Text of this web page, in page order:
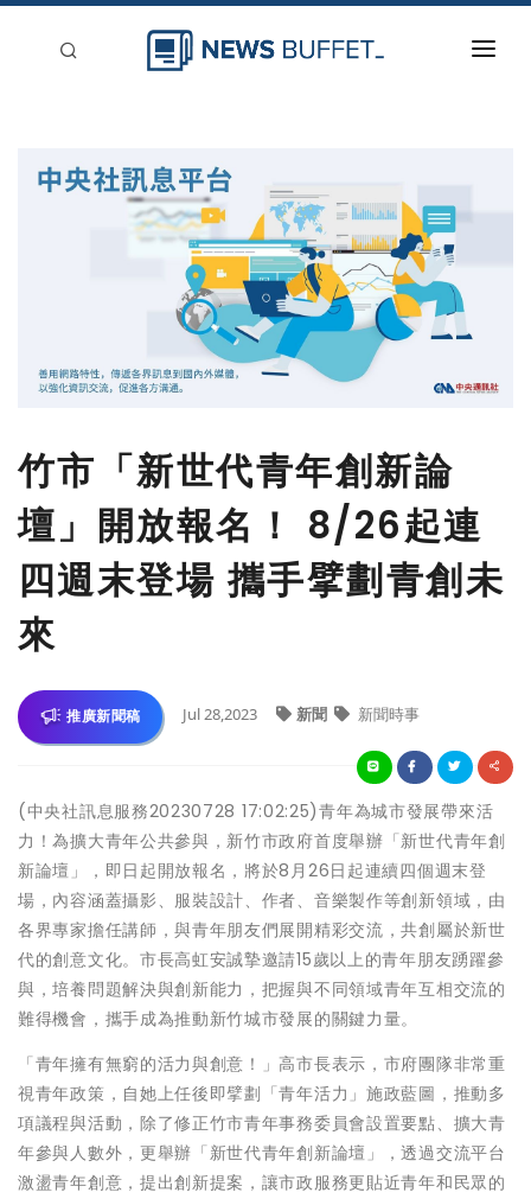
竹市「新世代青年創新論
壇」開放報名！ 8/26起連
四週末登場 攜手擘劃青創未
來
推廣新聞稿 Jul 28,2023 新聞 新聞時事
(中央社訊息服務20230728 17:02:25)青年為城市發展帶來活
力！為擴大青年公共參與，新竹市政府首度舉辦「新世代青年創
新論壇」，即日起開放報名，將於8月26日起連續四個週末登
場，內容涵蓋攝影、服裝設計、作者、音樂製作等創新領域，由
各界專家擔任講師，與青年朋友們展開精彩交流，共創屬於新世
代的創意文化。市長高虹安誠摯邀請15歲以上的青年朋友踴躍參
與，培養問題解決與創新能力，把握與不同領域青年互相交流的
難得機會，攜手成為推動新竹城市發展的關鍵力量。
「青年擁有無窮的活力與創意！」高市長表示，市府團隊非常重
視青年政策，自她上任後即擘劃「青年活力」施政藍圖，推動多
項議程與活動，除了修正竹市青年事務委員會設置要點、擴大青
年參與人數外，更舉辦「新世代青年創新論壇」，透過交流平台
激盪青年創意，提出創新提案，讓市政服務更貼近青年和民眾的